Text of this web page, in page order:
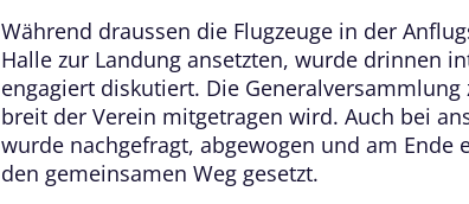
Während draussen die Flugzeuge in der
Halle zur Landung ansetzten, wurde drinnen
engagiert diskutiert. Die
breit der Verein mitgetragen wird. Auch bei
wurde nachgefragt, abgewogen und am Ende
den gemeinsamen Weg gesetzt.